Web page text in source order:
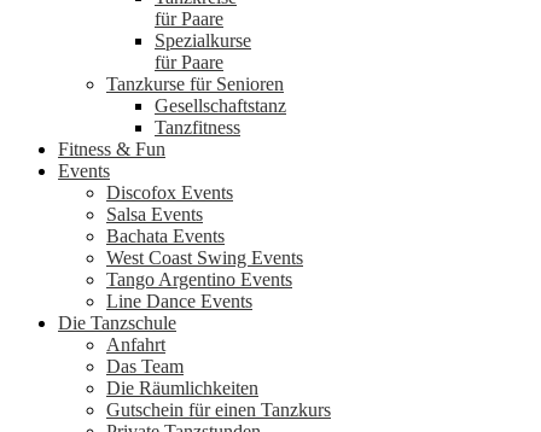
für Paare
Spezialkurse
für Paare
Tanzkurse für Senioren
Gesellschaftstanz
Tanzfitness
Fitness & Fun
Events
Discofox Events
Salsa Events
Bachata Events
West Coast Swing Events
Tango Argentino Events
Line Dance Events
Die Tanzschule
Anfahrt
Das Team
Die Räumlichkeiten
Gutschein für einen Tanzkurs